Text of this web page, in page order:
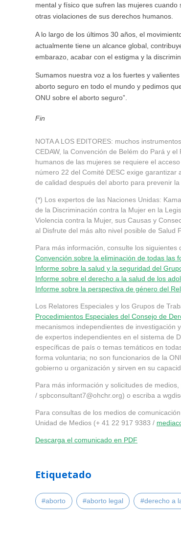
mental y físico que sufren las mujeres
otras violaciones de sus derechos humanos.
A lo largo de los últimos 30 años, el
actualmente tiene un alcance global,
embarazo, acabar con el estigma y la
Sumamos nuestra voz a los fuertes y
aborto seguro en todo el mundo y pedimos
ONU sobre el aborto seguro”.
Fin
NOTA A LOS EDITORES: muchos
CEDAW, la Convención de Belém do Pará y
humanos de las mujeres se requiere el
número 22 del Comité DESC exige
de calidad después del aborto para prevenir
(*) Los expertos de las Naciones Unidas:
de la Discriminación contra la Mujer en la
Violencia contra la Mujer, sus Causas y
al Disfrute del más alto nivel posible de Salud
Para más información, consulte los siguientes
Convención sobre la eliminación de todas las
Informe sobre la salud y la seguridad del
Informe sobre el derecho a la salud de los
Informe sobre la perspectiva de género del
Los Relatores Especiales y los Grupos de
Procedimientos Especiales del Consejo de
mecanismos independientes de investigación
de expertos independientes en el sistema de
específicas de país o temas temáticos en
forma voluntaria; no son funcionarios de la
gobierno u organización y sirven en su
Para más información y solicitudes de
/ spbconsultant7@ohchr.org) o escriba a
Para consultas de los medios de
Unidad de Medios (+ 41 22 917 9383 /
Descarga el comunicado en PDF
Etiquetado
#aborto #aborto legal #derecho a